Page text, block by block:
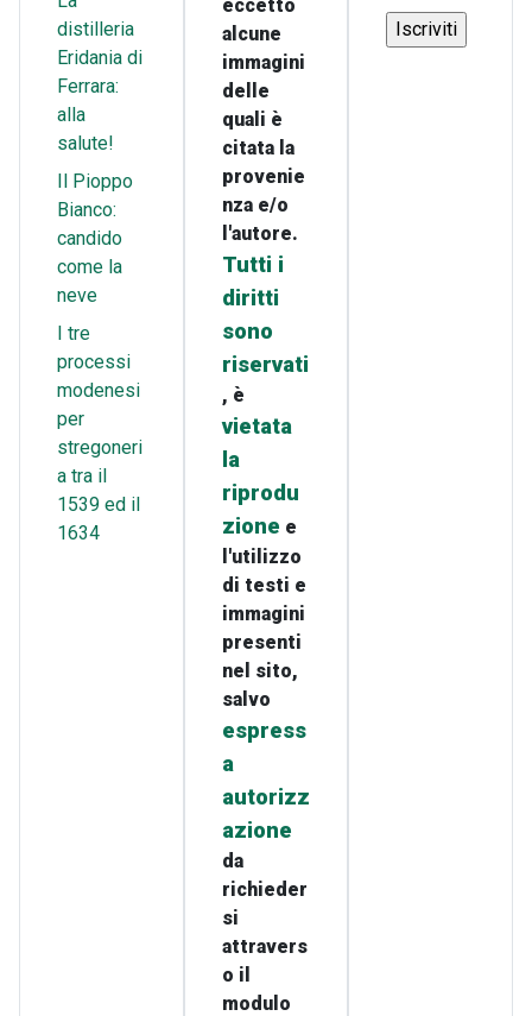
distilleria
Eridania di
Ferrara:
alla
salute!
Il Pioppo
Bianco:
candido
come la
neve
I tre
processi
modenesi
per
stregoneri
a tra il
1539 ed il
1634
eccetto
alcune
immagini
delle
quali è
citata la
provenie
nza e/o
l'autore.
Tutti i
diritti
sono
riservati
, è
vietata
la
riprodu
zione e
l'utilizzo
di testi e
immagini
presenti
nel sito,
salvo
espress
a
autorizz
azione
da
richieder
si
attravers
o il
modulo